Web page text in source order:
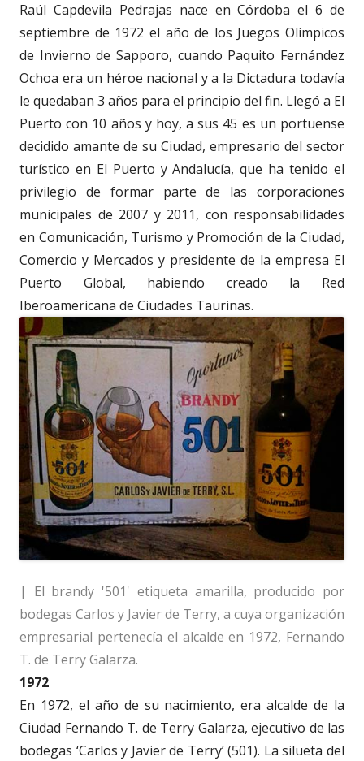
Raúl Capdevila Pedrajas nace en Córdoba el 6 de
septiembre de 1972 el año de los Juegos Olímpicos
de Invierno de Sapporo, cuando Paquito Fernández
Ochoa era un héroe nacional y a la Dictadura todavía
le quedaban 3 años para el principio del fin. Llegó a El
Puerto con 10 años y hoy, a sus 45 es un portuense
decidido amante de su Ciudad, empresario del sector
turístico en El Puerto y Andalucía, que ha tenido el
privilegio de formar parte de las corporaciones
municipales de 2007 y 2011, con responsabilidades
en Comunicación, Turismo y Promoción de la Ciudad,
Comercio y Mercados y presidente de la empresa El
Puerto Global, habiendo creado la Red
Iberoamericana de Ciudades Taurinas.
| El brandy '501' etiqueta amarilla, producido por
bodegas Carlos y Javier de Terry, a cuya organización
empresarial pertenecía el alcalde en 1972, Fernando
T. de Terry Galarza.
1972
En 1972, el año de su nacimiento, era alcalde de la
Ciudad Fernando T. de Terry Galarza, ejecutivo de las
bodegas ‘Carlos y Javier de Terry’ (501). La silueta del